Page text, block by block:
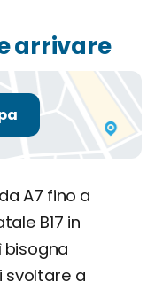
arrivare
A7 fino a
B17 in
bisogna
svoltare a